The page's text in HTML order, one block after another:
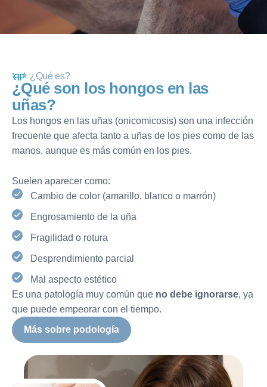
¿Qué es?
¿Qué son los hongos en las
uñas?
Los hongos en las uñas (onicomicosis) son una infección
frecuente que afecta tanto a uñas de los pies como de las
manos, aunque es más común en los pies.
Suelen aparecer como:
Cambio de color (amarillo, blanco o marrón)
Engrosamiento de la uña
Fragilidad o rotura
Desprendimiento parcial
Mal aspecto estético
Es una patología muy común que no debe ignorarse, ya
que puede empeorar con el tiempo.
Más sobre podología